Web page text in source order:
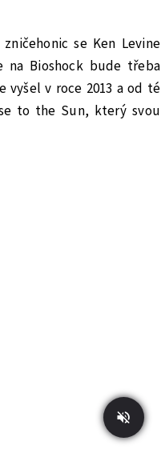
se Ken Levine
na Bioshock bude třeba
vyšel v roce 2013 a od té
to the Sun, který svou